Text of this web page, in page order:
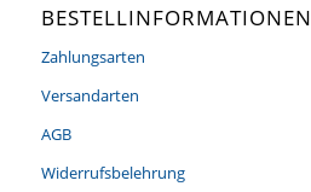
BESTELLINFORMATIONEN
Zahlungsarten
Versandarten
AGB
Widerrufsbelehrung